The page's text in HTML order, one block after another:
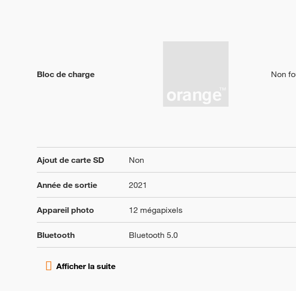
Bloc de charge Non
Ajout de carte SD Non
Année de sortie 2021
Appareil photo 12 mégapixels
Bluetooth Bluetooth 5.0